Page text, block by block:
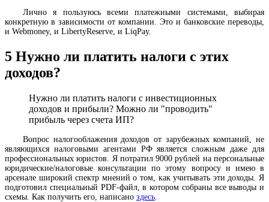
Лично я пользуюсь всеми платежными системами, выбирая
конкретную в зависимости от компании. Это и банковские переводы,
и Webmoney, и LibertyReserve, и LiqPay.
5 Нужно ли платить налоги с этих
доходов?
Нужно ли платить налоги с инвестиционных
доходов и прибыли? Можно ли "проводить"
прибыль через счета ИП?
Вопрос налогооблажения доходов от зарубежных компаний, не
являющихся налоговыми агентами РФ является сложным даже для
профессиональных юристов. Я потратил 9000 рублей на персональные
юридические/налоговые консультации по этому вопросу и имею в
арсенале широкий спектр мнений о том, как учитывать эти доходы. Я
подготовил специальный PDF-файл, в котором собраны все выводы и
схемы. Как получить его, написано здесь.